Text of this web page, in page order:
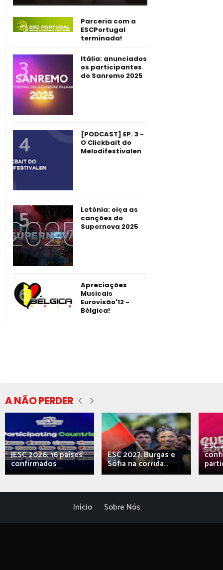
Parceria com a
ESCPortugal
terminada!
Itália: anunciados
os participantes
do Sanremo 2025
[PODCAST] EP. 3 -
O Clickbait do
Melodifestivalen
Letónia: oiça as
canções do
Supernova 2025
Apreciações
Musicais
Eurovisão'12 -
Bélgica!
A NÃO PERDER
JESC 2026: 16 países
confirmados
ESC 2027: Burgas e
Sófia na corrida...
ESC
Início Sobre Nós